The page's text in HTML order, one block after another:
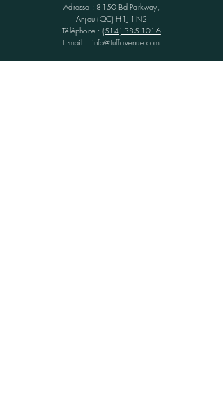
Adresse : 8150 Bd Parkway,
Anjou (QC)H1J 1N2
Téléphone : (514) 385-1016
E-mail : info@tuffavenue.com